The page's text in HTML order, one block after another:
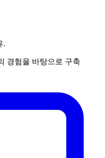
.
경험을 바탕으로 구축